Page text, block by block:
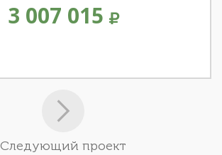
3 007 015
Следующий проект